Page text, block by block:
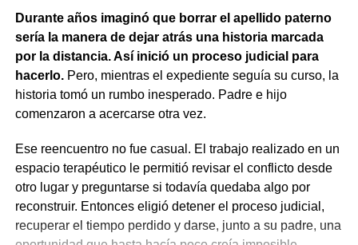
resultaba aplicable.
El fallo aclaró que el archivo de la causa
contravencional no impide que el dueño del perro
lesionado reclame por la vía civil una indemnización
por los daños que considere haber sufrido.
Durante años imaginó que borrar el apellido paterno
sería la manera de dejar atrás una historia marcada
por la distancia. Así inició un proceso judicial para
hacerlo.Pero, mientras el expediente seguía su curso, la
historia tomó un rumbo inesperado. Padre e hijo
comenzaron a acercarse otra vez.
Ese reencuentro no fue casual. El trabajo realizado en un
espacio terapéutico le permitió revisar el conflicto desde
otro lugar y preguntarse si todavía quedaba algo por
reconstruir. Entonces eligió detener el proceso judicial,
recuperar el tiempo perdido y darse, junto a su padre, una